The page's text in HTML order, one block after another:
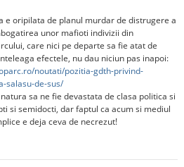
e oripilata de planul murdar de distrugere a
unor mafioti indivizii din
care nici pe departe sa fie atat de
efectele, nu dau niciun pas inapoi:
noutati/pozitia-gdth-privind-
salasu-de-sus/
sa ne fie devastata de clasa politica si
si semidocti, dar faptul ca acum si mediul
e deja ceva de necrezut!